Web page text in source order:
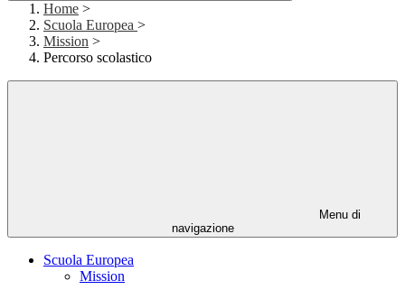
Home >
Scuola Europea >
Mission >
Percorso scolastico
Menu di
navigazione
Scuola Europea
Mission